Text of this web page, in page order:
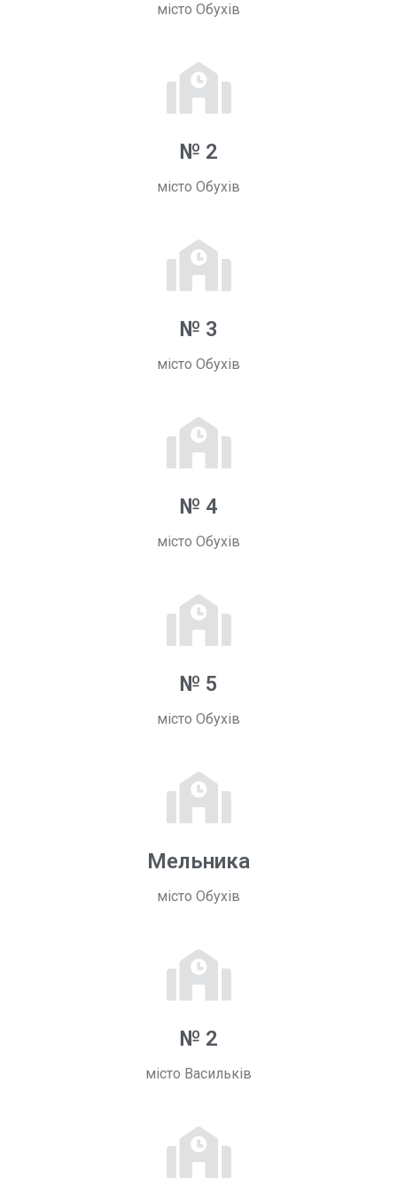
місто Обухів
№ 2
місто Обухів
№ 3
місто Обухів
№ 4
місто Обухів
№ 5
місто Обухів
Мельника
місто Обухів
№ 2
місто Васильків